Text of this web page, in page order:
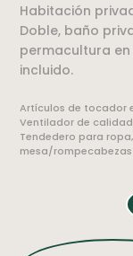
Habitación
Doble, baño
permacultura
incluido.
Artículos de tocador
Ventilador de
Tendedero para
mesa/